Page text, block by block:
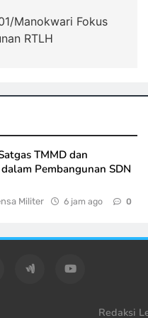
Manokwari Fokus
RTLH
TMMD dan
Pembangunan SDN
Militer 6 jam ago 0
Redaksi